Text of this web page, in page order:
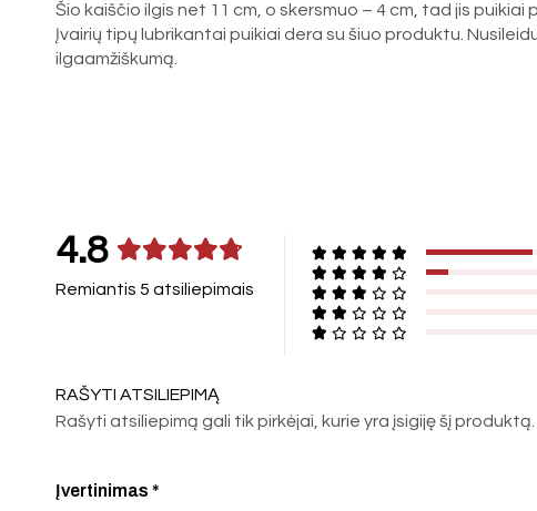
Šio kaiščio ilgis net 11 cm, o skersmuo – 4 cm, tad jis puikiai
Įvairių tipų lubrikantai puikiai dera su šiuo produktu.
ilgaamžiškumą.
4.8
Remiantis 5 atsiliepimais
RAŠYTI ATSILIEPIMĄ
Rašyti atsiliepimą gali tik pirkėjai, kurie yra įsigiję šį produktą.
Įvertinimas*